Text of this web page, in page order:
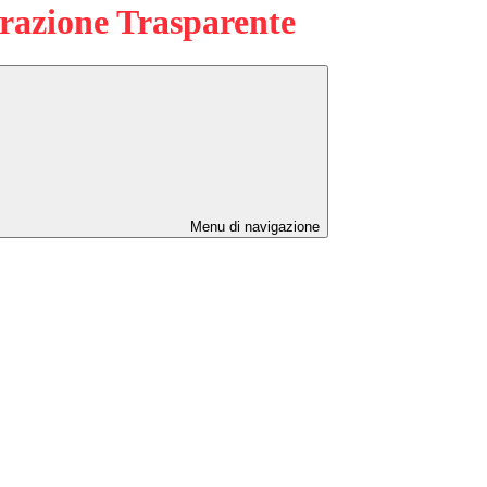
Trasparente
Menu di navigazione